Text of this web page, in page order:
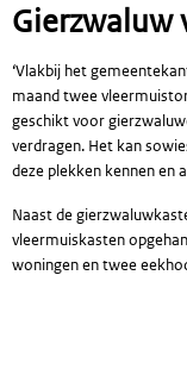
Gierzwaluw
‘Vlakbij het
maand twee
geschikt voor
verdragen. Het kan
deze plekken kennen en
Naast de
vleermuiskasten
woningen en twee